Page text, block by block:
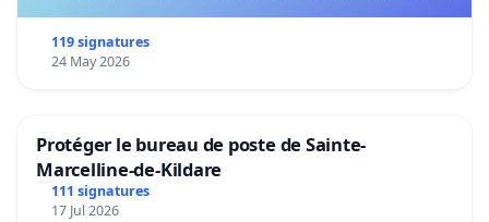
119 signatures
24 May 2026
Protéger le bureau de poste de Sainte-
Marcelline-de-Kildare
111 signatures
17 Jul 2026